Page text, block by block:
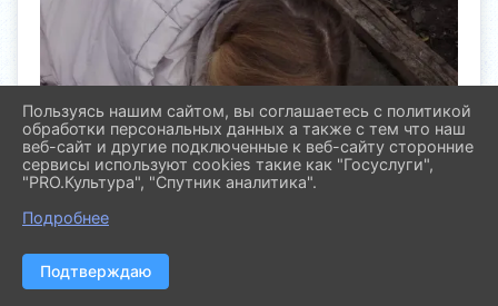
Пользуясь нашим сайтом, вы соглашаетесь с политикой
обработки персональных данных а также с тем что наш
веб-сайт и другие подключенные к веб-сайту сторонние
сервисы используют cookies такие как "Госуслуги",
"PRO.Культура", "Спутник аналитика".
Подробнее
Подтверждаю